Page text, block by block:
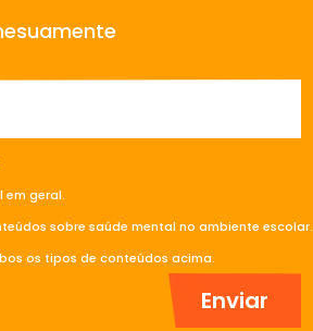
em geral.
sobre saúde mental no ambiente escolar.
os tipos de conteúdos acima.